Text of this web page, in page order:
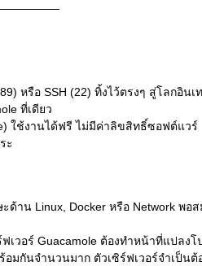
หรือ SSH (22) ทิ้งไว้ตรงๆ สู่โลกอินเ
ที่เดียว
ใช้งานได้ฟรี ไม่มีค่าลิขสิทธิ์ซอฟต์แวร์
ะ
ด้าน Linux, Docker หรือ Network พอ
ฟเวอร์ Guacamole ต้องทำหน้าที่แปลง
มกันจำนวนมาก ตัวเซิร์ฟเวอร์จำเป็นต้